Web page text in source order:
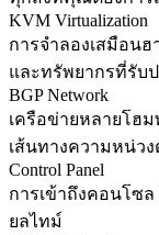
KVM Virtualization
การจำลองเสมือนฮ
และทรัพยากรที่รับ
BGP Network
เครือข่ายหลายโฮ
เส้นทางความหน่วง
Control Panel
การเข้าถึงคอนโซ
ยลไทม์